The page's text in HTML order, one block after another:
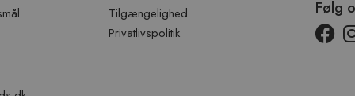
Tilgængelighed
Privatlivspolitik
Følg